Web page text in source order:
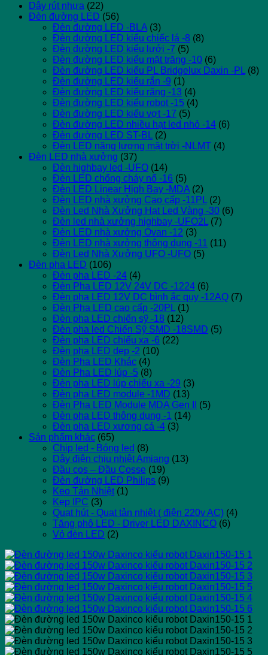
Dây rút nhựa (22)
Đèn đường LED (56)
Đèn đường LED -BLA (3)
Đèn đường LED kiểu chiếc lá -8 (8)
Đèn đường LED kiểu lưới -7 (5)
Đèn đường LED kiểu mặt trăng -10 (6)
Đèn đường LED kiểu PL Bridgelux Daxin -PL (8)
Đèn đường LED kiểu rắn -9 (1)
Đèn đường LED kiểu răng -13 (4)
Đèn đường LED kiểu robot -15 (4)
Đèn đường LED kiểu vợt -17 (5)
Đèn đường LED nhiều hạt led nhỏ -14 (6)
Đèn đường LED ST-BL (2)
Đèn LED năng lượng mặt trời -NLMT (4)
Đèn LED nhà xưởng (37)
Đèn highbay led -UFO (14)
Đèn LED chống cháy nổ -16 (5)
Đèn LED Linear High Bay -MDA (2)
Đèn LED nhà xưởng Cao cấp -11PL (2)
Đèn Led Nhà Xưởng Hạt Led Vàng -30 (6)
Đèn led nhà xưởng highbay -UFO2L (7)
Đèn LED nhà xưởng Ovan -12 (3)
Đèn LED nhà xưởng thông dụng -11 (11)
Đèn Led Nhà Xưởng UFO -UFO (5)
Đèn pha LED (106)
Đèn pha LED -24 (4)
Đèn Pha LED 12V 24V DC -1224 (6)
Đèn pha LED 12V DC bình ắc quy -12AQ (7)
Đèn Pha LED cao cấp -20PL (1)
Đèn pha LED chiến sỹ -18 (12)
Đèn pha led Chiến Sỹ SMD -18SMD (5)
Đèn pha LED chiếu xa -6 (22)
Đèn pha LED dẹp -2 (10)
Đèn Pha LED Khác (4)
Đèn Pha LED lúp -5 (8)
Đèn pha LED lúp chiếu xa -29 (3)
Đèn pha LED module -1MD (13)
Đèn Pha LED Module MDA Gen II
(5)
Đèn pha LED thông dụng -1 (14)
Đèn pha LED xương cá -4 (3)
Sản phẩm khác (65)
Chip led - Bóng led (8)
Dây điện chịu nhiệt Amiang (13)
Đầu cos – Đầu Cosse (19)
Đèn đường LED Philips (9)
Keo Tản Nhiệt (1)
Kẹp IPC (3)
Quạt hút - Quạt tản nhiệt ( điện 220v AC) (4)
Tăng phô LED - Driver LED DAXINCO (6)
Vỏ đèn LED (2)